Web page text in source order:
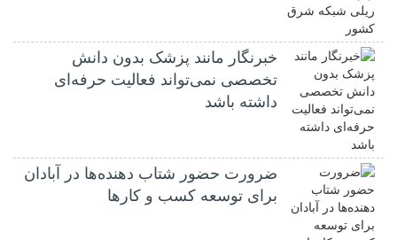
خبرنگار مانند پزشک بدون دانش
تخصصی نمی‌تواند فعالیت حرفه‌ای
داشته باشد
ضرورت حضور شتاب ‌دهنده‌ها در آبادان
برای توسعه کسب‌ و کارها